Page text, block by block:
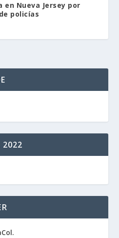
Nueva Jersey por
policías
2022